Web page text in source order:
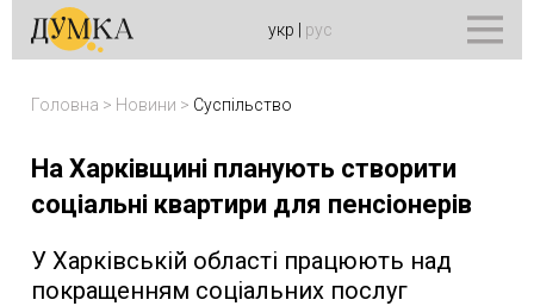
укр рус
Головна > Новини > Суспільство
На Харківщині планують створити
соціальні квартири для пенсіонерів
У Харківській області працюють над
покращенням соціальних послуг